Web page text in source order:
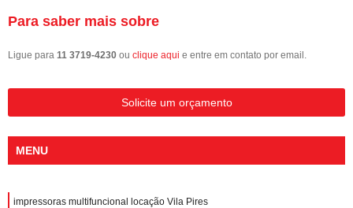
Para saber mais sobre
Ligue para 11 3719-4230 ou clique aqui e entre em contato por email.
Solicite um orçamento
MENU
impressoras multifuncional locação Vila Pires